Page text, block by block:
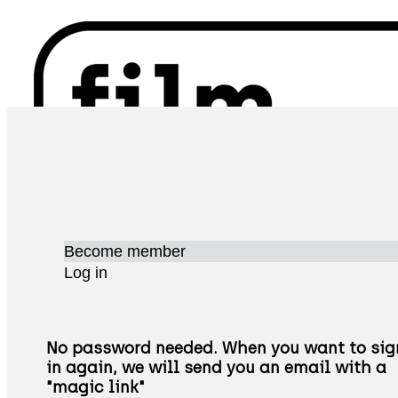
ΧΆΡΤΗΣ
Become member
Log in
No password needed. When you want to
in again, we will send you an email with a
"magic link"